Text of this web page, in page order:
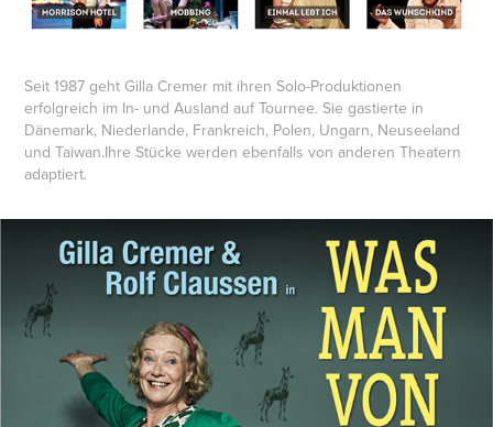
Seit 1987 geht Gilla Cremer mit ihren Solo-Produktionen
erfolgreich im In- und Ausland auf Tournee. Sie gastierte in
Dänemark, Niederlande, Frankreich, Polen, Ungarn, Neuseeland
und Taiwan.Ihre Stücke werden ebenfalls von anderen Theatern
adaptiert.